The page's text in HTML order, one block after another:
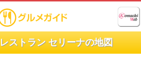
レストラン セリーナの地図